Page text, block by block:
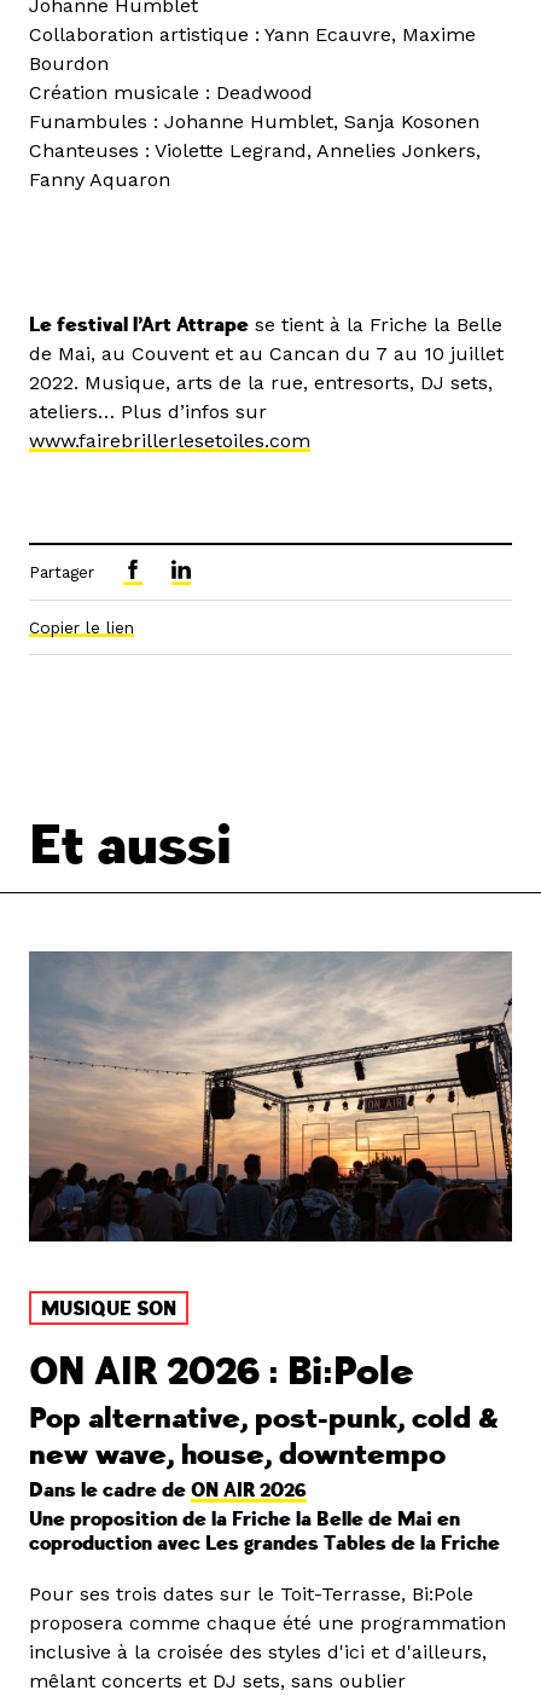
Johanne Humblet
Collaboration artistique : Yann Ecauvre, Maxime
Bourdon
Création musicale : Deadwood
Funambules : Johanne Humblet, Sanja Kosonen
Chanteuses : Violette Legrand, Annelies Jonkers,
Fanny Aquaron
Le festival l’Art Attrape se tient à la Friche la Belle
de Mai, au Couvent et au Cancan du 7 au 10 juillet
2022. Musique, arts de la rue, entresorts, DJ sets,
ateliers… Plus d’infos sur
www.fairebrillerlesetoiles.com
Partager
Copier le lien
Et aussi
MUSIQUE SON
ON AIR 2026 : Bi:Pole
Pop alternative, post-punk, cold &
new wave, house, downtempo
Dans le cadre de ON AIR 2026
Une proposition de la Friche la Belle de Mai en
coproduction avec Les grandes Tables de la Friche
Pour ses trois dates sur le Toit-Terrasse, Bi:Pole
proposera comme chaque été une programmation
inclusive à la croisée des styles d'ici et d'ailleurs,
mêlant concerts et DJ sets, sans oublier